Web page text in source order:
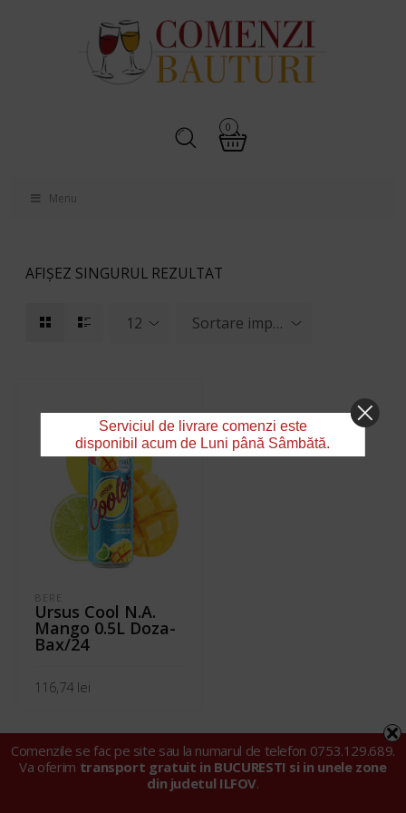
0
Menu
AFIȘEZ SINGURUL REZULTAT
12 Sortare implicită
BERE
Ursus Cool N.A.
Mango 0.5L Doza-
Bax/24
116,74 lei
Comenzile se fac pe site sau la numarul de telefon 0753.129.689.
Va oferim transport gratuit in BUCURESTI si in unele zone
din judetul ILFOV.
Serviciul de livrare comenzi este
disponibil acum de Luni până Sâmbătă.